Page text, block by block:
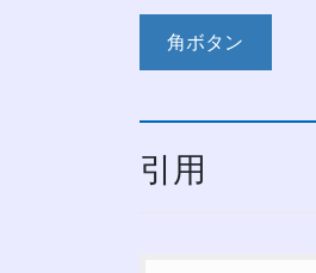
角ボタン
引用